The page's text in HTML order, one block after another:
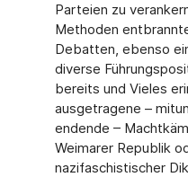
Parteien zu
Methoden
Debatten, ebenso
diverse
bereits und Vieles
ausgetragene –
endende –
Weimarer Republik
nazifaschistischer